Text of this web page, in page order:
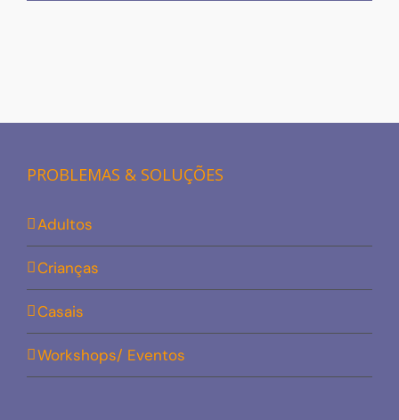
PROBLEMAS & SOLUÇÕES
Adultos
Crianças
Casais
Workshops/ Eventos